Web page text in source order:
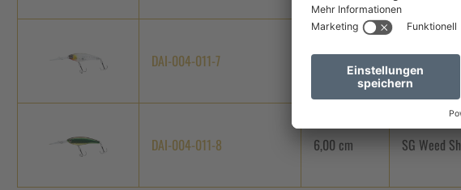
DAI-004-011-7 6,00 cm Shirauo
DAI-004-011-8 6,00 cm SG Weed